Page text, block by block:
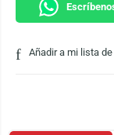
Añadir a mi lista